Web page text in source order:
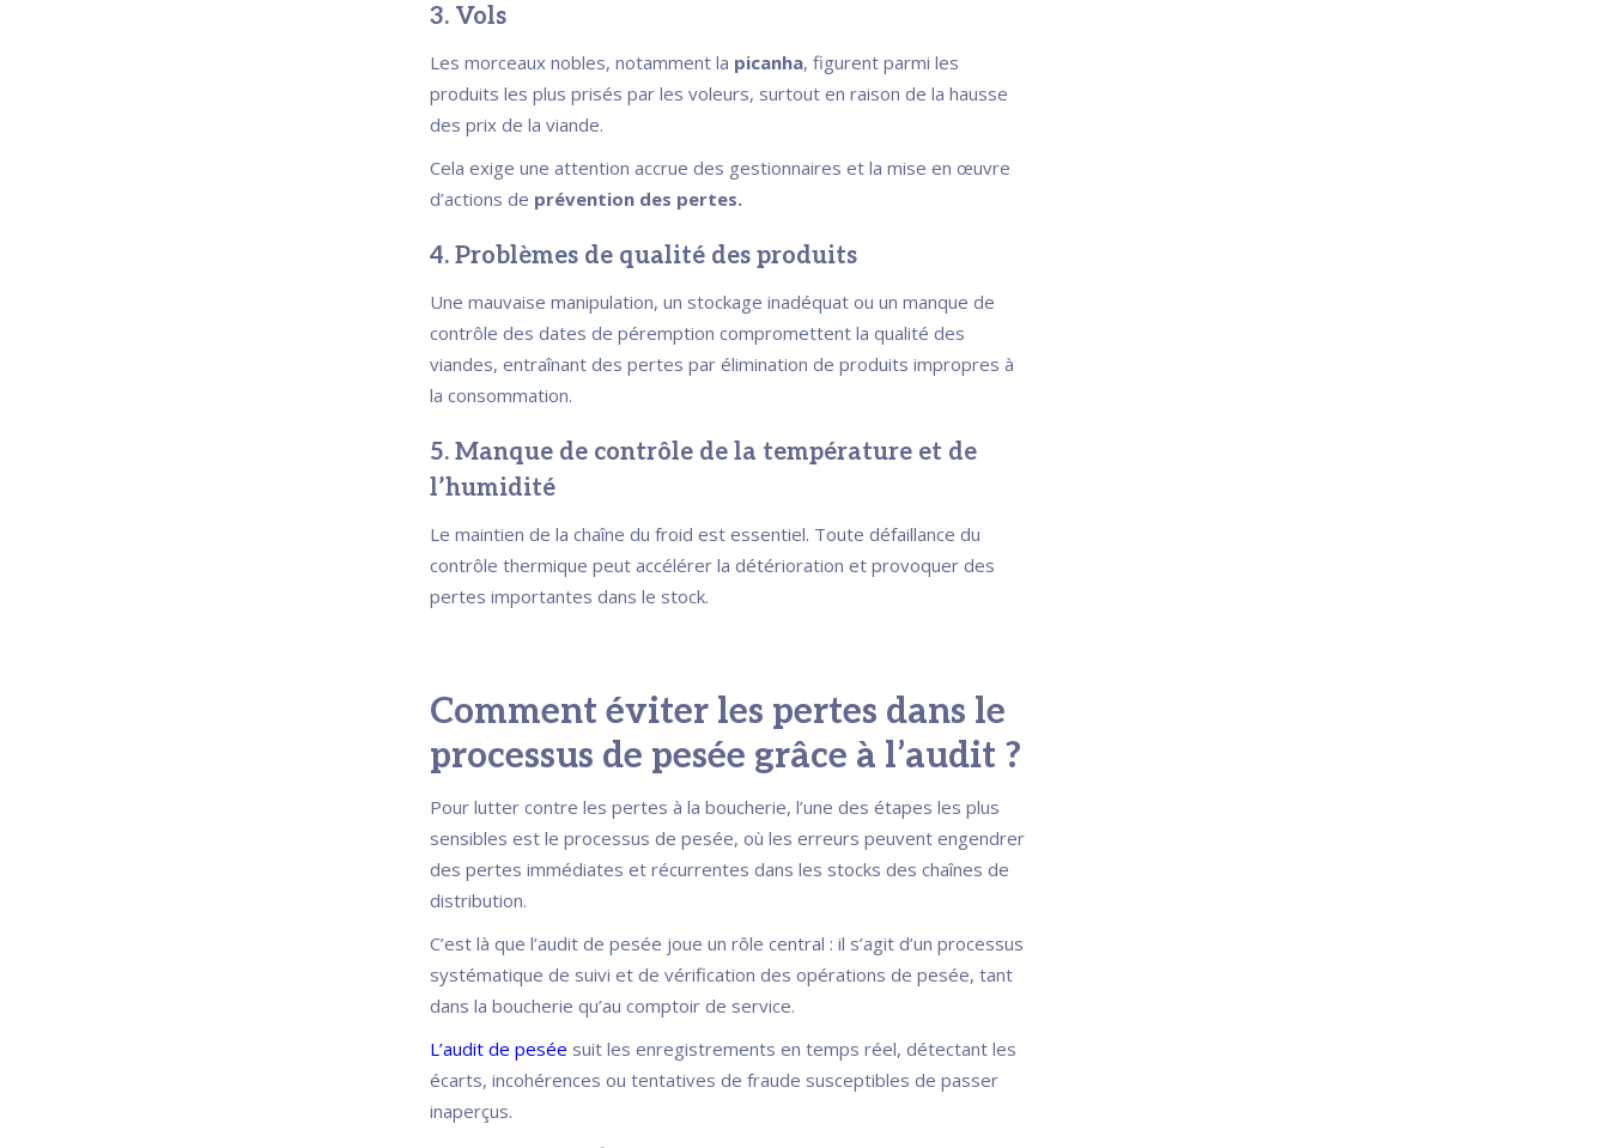
3. Vols
Les morceaux nobles, notamment la picanha, figurent parmi les
produits les plus prisés par les voleurs, surtout en raison de la hausse
des prix de la viande.
Cela exige une attention accrue des gestionnaires et la mise en œuvre
d’actions de prévention des pertes.
4. Problèmes de qualité des produits
Une mauvaise manipulation, un stockage inadéquat ou un manque de
contrôle des dates de péremption compromettent la qualité des
viandes, entraînant des pertes par élimination de produits impropres à
la consommation.
5. Manque de contrôle de la température et de
l’humidité
Le maintien de la chaîne du froid est essentiel. Toute défaillance du
contrôle thermique peut accélérer la détérioration et provoquer des
pertes importantes dans le stock.
Comment éviter les pertes dans le
processus de pesée grâce à l’audit ?
Pour lutter contre les pertes à la boucherie, l’une des étapes les plus
sensibles est le processus de pesée, où les erreurs peuvent engendrer
des pertes immédiates et récurrentes dans les stocks des chaînes de
distribution.
C’est là que l’audit de pesée joue un rôle central : il s’agit d’un processus
systématique de suivi et de vérification des opérations de pesée, tant
dans la boucherie qu’au comptoir de service.
L’audit de pesée suit les enregistrements en temps réel, détectant les
écarts, incohérences ou tentatives de fraude susceptibles de passer
inaperçus.